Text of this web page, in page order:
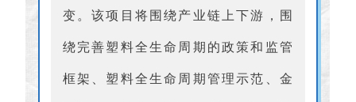
变。该项目将围绕产业链上下游，围
绕完善塑料全生命周期的政策和监管
框架、塑料全生命周期管理示范、金